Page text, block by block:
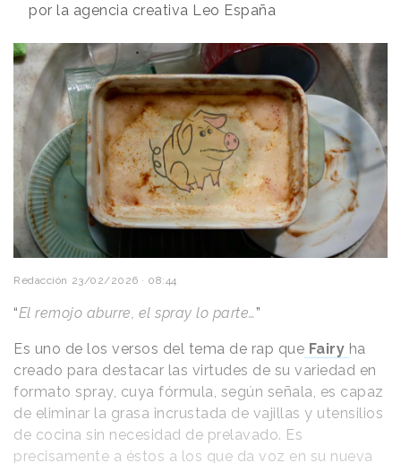
por la agencia creativa Leo España
Redacción 23/02/2026 · 08:44
“El remojo aburre, el spray lo parte…”
Es uno de los versos del tema de rap que Fairy ha
creado para destacar las virtudes de su variedad en
formato spray, cuya fórmula, según señala, es capaz
de eliminar la grasa incrustada de vajillas y utensilios
de cocina sin necesidad de prelavado. Es
precisamente a éstos a los que da voz en su nueva